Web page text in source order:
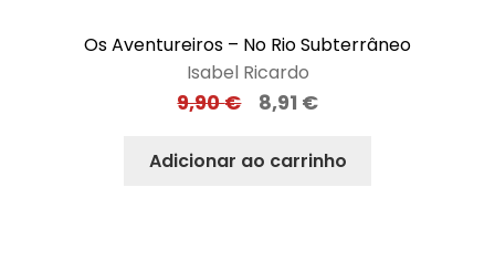
Os Aventureiros – No Rio Subterrâneo
Isabel Ricardo
9,90€ 8,91 €
Adicionar ao carrinho